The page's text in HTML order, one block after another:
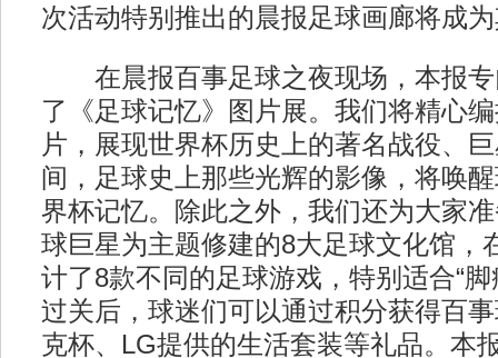
次活动特别推出的晨报足球画廊将成
在晨报百事足球之夜现场，本报专
了《足球记忆》图片展。我们将精心
片，展现世界杯历史上的著名战役、
间，足球史上那些光辉的影像，将唤
界杯记忆。除此之外，我们还为大家
球巨星为主题修建的8大足球文化馆，
计了8款不同的足球游戏，特别适合“
过关后，球迷们可以通过积分获得百
克杯、LG提供的生活套装等礼品。本